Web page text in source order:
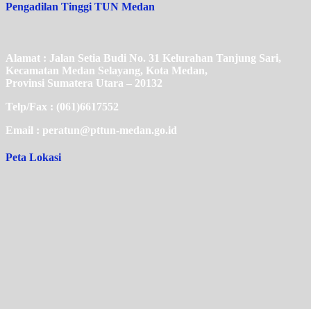
Pengadilan Tinggi TUN Medan
Alamat : Jalan Setia Budi No. 31 Kelurahan Tanjung Sari,
Kecamatan Medan Selayang, Kota Medan,
Provinsi Sumatera Utara – 20132
Telp/Fax : (061)6617552
Email : peratun@pttun-medan.go.id
Peta Lokasi